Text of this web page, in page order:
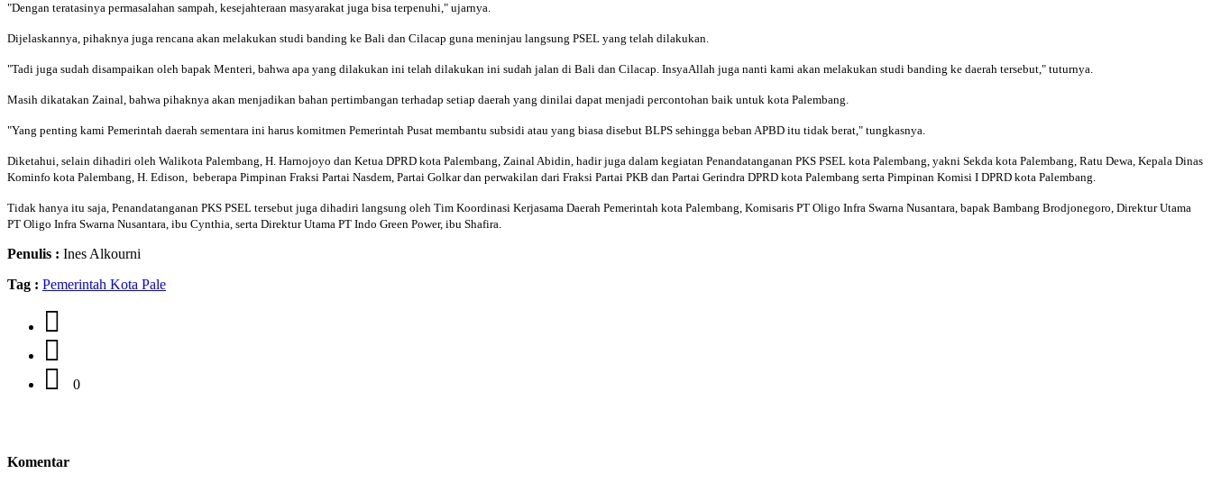
"Dengan teratasinya permasalahan sampah, kesejahteraan masyarakat juga bisa terpenuhi," ujarnya.
Dijelaskannya, pihaknya juga rencana akan melakukan studi banding ke Bali dan Cilacap guna meninjau langsung PSEL yang telah dilakukan.
"Tadi juga sudah disampaikan oleh bapak Menteri, bahwa apa yang dilakukan ini telah dilakukan ini sudah jalan di Bali dan Cilacap. InsyaAllah juga nanti kami akan melakukan studi banding ke daerah tersebut," tuturnya.
Masih dikatakan Zainal, bahwa pihaknya akan menjadikan bahan pertimbangan terhadap setiap daerah yang dinilai dapat menjadi percontohan baik untuk kota Palembang.
"Yang penting kami Pemerintah daerah sementara ini harus komitmen Pemerintah Pusat membantu subsidi atau yang biasa disebut BLPS sehingga beban APBD itu tidak berat," tungkasnya.
Diketahui, selain dihadiri oleh Walikota Palembang, H. Harnojoyo dan Ketua DPRD kota Palembang, Zainal Abidin, hadir juga dalam kegiatan Penandatanganan PKS PSEL kota Palembang, yakni Sekda kota Palembang, Ratu Dewa, Kepala Dinas
Kominfo kota Palembang, H. Edison, beberapa Pimpinan Fraksi Partai Nasdem, Partai Golkar dan perwakilan dari Fraksi Partai PKB dan Partai Gerindra DPRD kota Palembang serta Pimpinan Komisi I DPRD kota Palembang.
Tidak hanya itu saja, Penandatanganan PKS PSEL tersebut juga dihadiri langsung oleh Tim Koordinasi Kerjasama Daerah Pemerintah kota Palembang, Komisaris PT Oligo Infra Swarna Nusantara, bapak Bambang Brodjonegoro, Direktur Utama
PT Oligo Infra Swarna Nusantara, ibu Cynthia, serta Direktur Utama PT Indo Green Power, ibu Shafira.
Penulis : Ines Alkourni
Tag : Pemerintah Kota Pale
0
Komentar